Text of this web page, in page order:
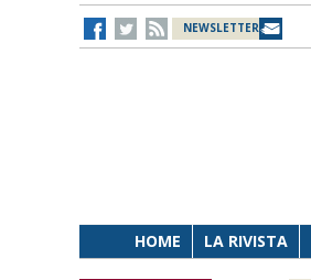
NEWSLETTER
HOME LA RIVISTA